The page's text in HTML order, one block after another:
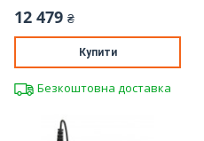
12 479 ₴
Купити
Безкоштовна доставка